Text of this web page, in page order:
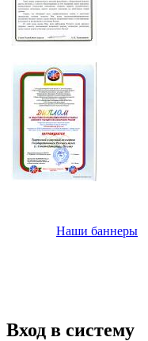
Наши баннеры
Вход в систему